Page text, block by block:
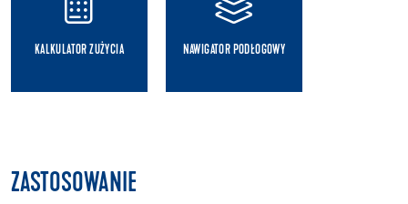
KALKULATOR ZUŻYCIA NAWIGATOR PODŁOGOWY
ZASTOSOWANIE